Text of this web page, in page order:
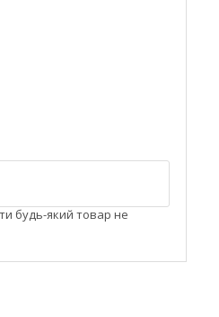
будь-який товар не